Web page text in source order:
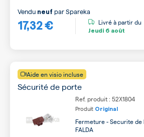
17,32 €
Vendu neuf parSpareka
Livré à partir du
Jeudi 6 août
Aide en visio incluse
Sécurité de porte
Ref. produit : 52X1804
Produit Original
Fermeture - Securite de
FALDA